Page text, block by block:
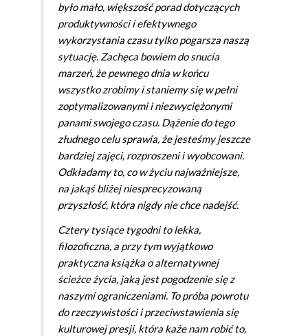
było mało, większość porad dotyczących
produktywności i efektywnego
wykorzystania czasu tylko pogarsza naszą
sytuację. Zachęca bowiem do snucia
marzeń, że pewnego dnia w końcu
wszystko zrobimy i staniemy się w pełni
zoptymalizowanymi i niezwyciężonymi
panami swojego czasu. Dążenie do tego
złudnego celu sprawia, że jesteśmy jeszcze
bardziej zajęci, rozproszeni i wyobcowani.
Odkładamy to, co w życiu najważniejsze,
na jakąś bliżej niesprecyzowaną
przyszłość, która nigdy nie chce nadejść.
Cztery tysiące tygodni to lekka,
filozoficzna, a przy tym wyjątkowo
praktyczna książka o alternatywnej
ścieżce życia, jaką jest pogodzenie się z
naszymi ograniczeniami. To próba powrotu
do rzeczywistości i przeciwstawienia się
kulturowej presji, która każe nam robić to,